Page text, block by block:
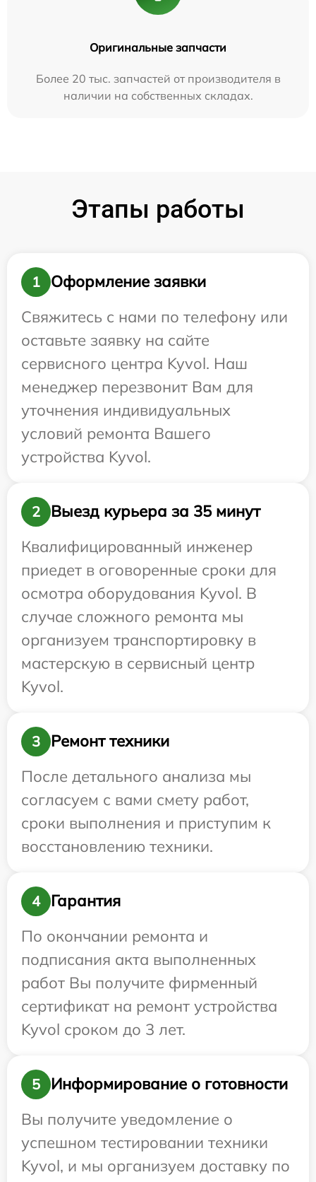
Оригинальные запчасти
Более 20 тыс. запчастей от производителя в
наличии на собственных складах.
Этапы работы
1
Оформление заявки
Свяжитесь с нами по телефону или
оставьте заявку на сайте
сервисного центра Kyvol. Наш
менеджер перезвонит Вам для
уточнения индивидуальных
условий ремонта Вашего
устройства Kyvol.
2
Выезд курьера за 35 минут
Квалифицированный инженер
приедет в оговоренные сроки для
осмотра оборудования Kyvol. В
случае сложного ремонта мы
организуем транспортировку в
мастерскую в сервисный центр
Kyvol.
3
Ремонт техники
После детального анализа мы
согласуем с вами смету работ,
сроки выполнения и приступим к
восстановлению техники.
4
Гарантия
По окончании ремонта и
подписания акта выполненных
работ Вы получите фирменный
сертификат на ремонт устройства
Kyvol сроком до 3 лет.
5
Информирование о готовности
Вы получите уведомление о
успешном тестировании техники
Kyvol, и мы организуем доставку по